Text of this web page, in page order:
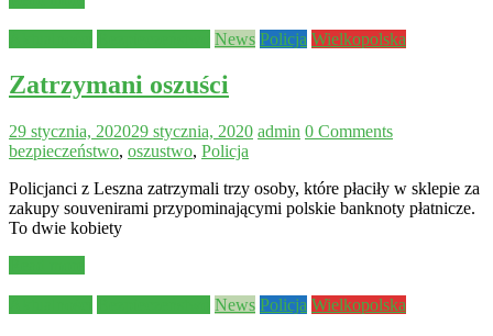
News Policja Wielkopolska
Zatrzymani oszuści
29 stycznia, 202029 stycznia, 2020 admin 0 Comments
bezpieczeństwo, oszustwo, Policja
Policjanci z Leszna zatrzymali trzy osoby, które płaciły w sklepie za
zakupy souvenirami przypominającymi polskie banknoty płatnicze.
To dwie kobiety
News Policja Wielkopolska